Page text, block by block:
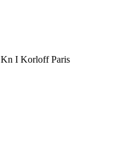
Kn I Korloff Paris